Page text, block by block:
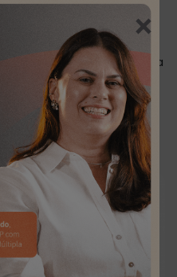
da substância e
possui como substância
monoclonal
para tratar[...]
×